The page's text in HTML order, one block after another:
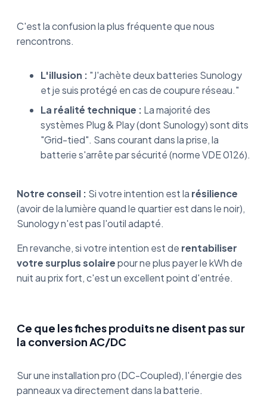
C'est la confusion la plus fréquente que nous
rencontrons.
L'illusion : "J'achète deux batteries Sunology
et je suis protégé en cas de coupure réseau."
La réalité technique : La majorité des
systèmes Plug & Play (dont Sunology) sont dits
"Grid-tied". Sans courant dans la prise, la
batterie s'arrête par sécurité (norme VDE 0126).
Notre conseil : Si votre intention est la résilience
(avoir de la lumière quand le quartier est dans le noir),
Sunology n'est pas l'outil adapté.
En revanche, si votre intention est de rentabiliser
votre surplus solairepour ne plus payer le kWh de
nuit au prix fort, c'est un excellent point d'entrée.
Ce que les fiches produits ne disent pas sur
la conversion AC/DC
Sur une installation pro (DC-Coupled), l'énergie des
panneaux va directement dans la batterie.